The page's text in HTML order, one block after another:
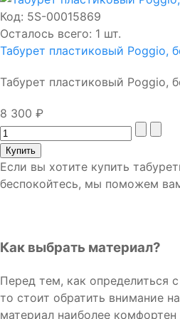
Код: 5S-00015869
Осталось всего: 1 шт.
Табурет пластиковый Poggio,
Табурет пластиковый Poggio,
8 300 ₽
Если вы хотите купить
беспокойтесь, мы поможем
Как выбрать материал?
Перед тем, как определиться
то стоит обратить внимание
материал наиболее